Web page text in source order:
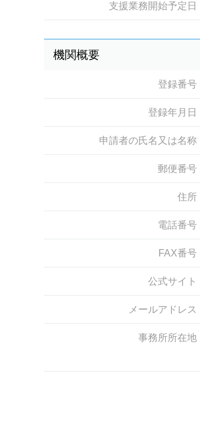
支援業務開始予定日
機関概要
登録番号
登録年月日
申請者の氏名又は名称
郵便番号
住所
電話番号
FAX番号
公式サイト
メールアドレス
事務所所在地